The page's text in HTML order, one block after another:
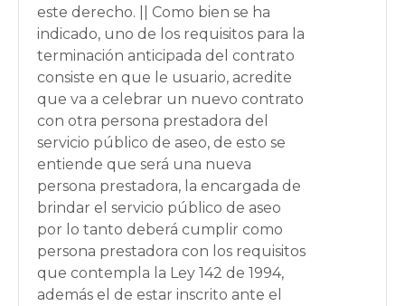
este derecho. || Como bien se ha
indicado, uno de los requisitos para la
terminación anticipada del contrato
consiste en que le usuario, acredite
que va a celebrar un nuevo contrato
con otra persona prestadora del
servicio público de aseo, de esto se
entiende que será una nueva
persona prestadora, la encargada de
brindar el servicio público de aseo
por lo tanto deberá cumplir como
persona prestadora con los requisitos
que contempla la Ley 142 de 1994,
además el de estar inscrito ante el